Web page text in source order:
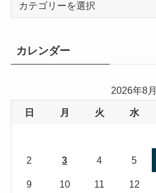
ー
カレンダー
2026年8月
日 月 火 水
2 3 4 5
9 10 11 12